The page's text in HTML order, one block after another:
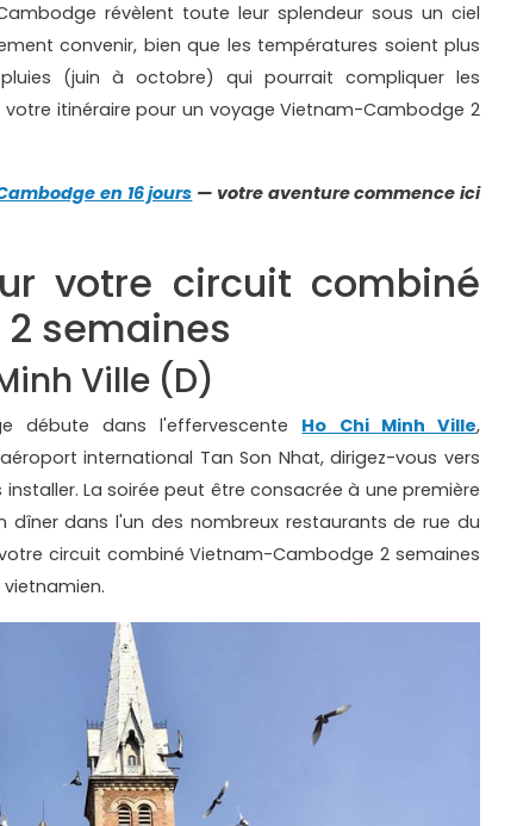
révèlent toute leur splendeur sous un ciel
convenir, bien que les températures soient plus
(juin à octobre) qui pourrait compliquer les
itinéraire pour un voyage Vietnam-Cambodge 2
en 16 jours — votre aventure commence ici
votre circuit combiné
semaines
Ville (D)
débute dans l'effervescente Ho Chi Minh Ville,
international Tan Son Nhat, dirigez-vous vers
La soirée peut être consacrée à une première
dans l'un des nombreux restaurants de rue du
circuit combiné Vietnam-Cambodge 2 semaines